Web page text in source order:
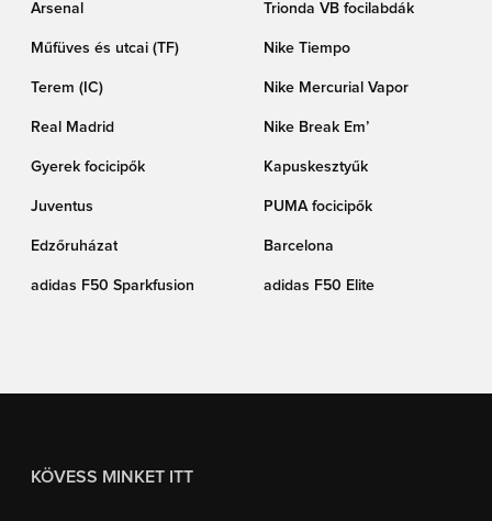
Arsenal Trionda VB focilabdák
Műfüves és utcai (TF) Nike Tiempo
Terem (IC) Nike Mercurial Vapor
Real Madrid Nike Break Em’
Gyerek focicipők Kapuskesztyűk
Juventus PUMA focicipők
Edzőruházat Barcelona
adidas F50 Sparkfusion adidas F50 Elite
KÖVESS MINKET ITT